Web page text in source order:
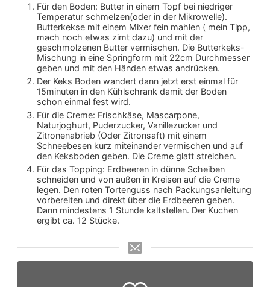
Für den Boden: Butter in einem Topf bei niedriger
Temperatur schmelzen(oder in der Mikrowelle).
Butterkekse mit einem Mixer fein mahlen ( mein Tipp,
mach noch etwas zimt dazu) und mit der
geschmolzenen Butter vermischen. Die Butterkeks-
Mischung in eine Springform mit 22cm Durchmesser
geben und mit den Händen etwas andrücken.
Der Keks Boden wandert dann jetzt erst einmal für
15minuten in den Kühlschrank damit der Boden
schon einmal fest wird.
Für die Creme: Frischkäse, Mascarpone,
Naturjoghurt, Puderzucker, Vanillezucker und
Zitronenabrieb (Oder Zitronsaft) mit einem
Schneebesen kurz miteinander vermischen und auf
den Keksboden geben. Die Creme glatt streichen.
Für das Topping: Erdbeeren in dünne Scheiben
schneiden und von außen in Kreisen auf die Creme
legen. Den roten Tortenguss nach Packungsanleitung
vorbereiten und direkt über die Erdbeeren geben.
Dann mindestens 1 Stunde kaltstellen. Der Kuchen
ergibt ca. 12 Stücke.